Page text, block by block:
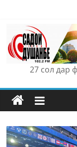
content
27 сол дар